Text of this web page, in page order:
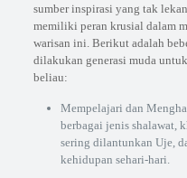
sumber inspirasi yang tak
memiliki peran krusial dalam
warisan ini. Berikut adalah
dilakukan generasi muda
beliau:
Mempelajari dan
berbagai jenis shalawat,
sering dilantunkan Uje,
kehidupan sehari-hari.